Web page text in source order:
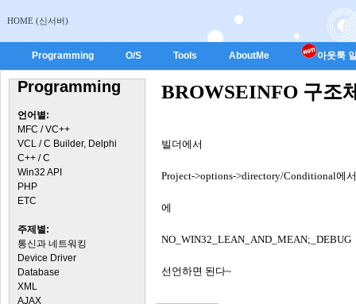
HOME (신서버)
Programming O/S Tools AboutMe 아웃룩
Programming
언어별:
MFC / VC++
VCL / C Builder, Delphi
C++ / C
Win32 API
PHP
ETC
주제별:
통신과 네트워킹
Device Driver
Database
XML
AJAX
BROWSEINFO 구조
빌더에서
Project->options->directory/Conditional에
에
NO_WIN32_LEAN_AND_MEAN;_DEBUG
선언하면 된다~